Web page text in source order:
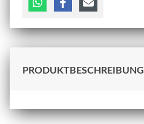
PRODUKTBESCHREIBUNG